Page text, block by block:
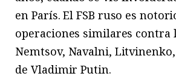
en París. El FSB ruso es
operaciones similares contra
Nemtsov, Navalni,
de Vladimir Putin.